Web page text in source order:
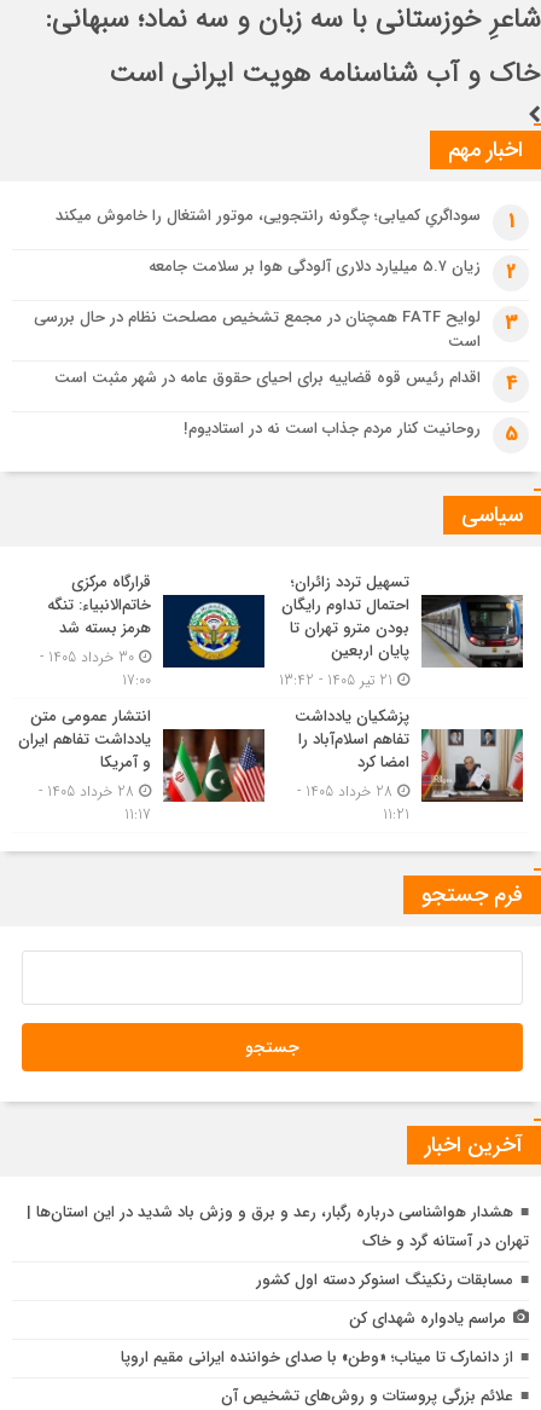
3 هفته قبل
شاعرِ خوزستانی با سه زبان و سه نماد؛ سبهانی: خاک و آب شناسنامه هویت
ایرانی است
اباصالح المهدی (عج)
اخبار مهم
1 سوداگریِ کمیابی؛ چگونه رانتجویی، موتور اشتغال را خاموش میکند
2 زیان ۵.۷ میلیارد دلاری آلودگی هوا بر سلامت جامعه
3
لوایح FATF همچنان در مجمع تشخیص مصلحت نظام در حال بررسی
است
4 اقدام رئیس قوه قضاییه برای احیای حقوق عامه در شهر مثبت است
5 روحانیت کنار مردم جذاب است نه در استادیوم!
سیاسی
تسهیل تردد زائران؛
احتمال تداوم رایگان
بودن مترو تهران تا
پایان اربعین
قرارگاه مرکزی
خاتم‌الانبیاء: تنگه
هرمز بسته شد
30 خرداد 1405 -
17:00
پزشکیان یادداشت
تفاهم اسلام‌آباد را
امضا کرد
28 خرداد 1405 -
11:21
انتشار عمومی متن
یادداشت تفاهم ایران
و آمریکا
28 خرداد 1405 -
11:17
فرم جستجو
آخرین اخبار
هشدار هواشناسی درباره رگبار، رعد و برق و وزش باد شدید در این استان‌ها |
تهران در آستانه گرد و خاک
مسابقات رنکینگ اسنوکر دسته اول کشور
مراسم یادواره شهدای کن
از دانمارک تا میناب؛ «وطن» با صدای خواننده ایرانی مقیم اروپا
علائم بزرگی پروستات و روش‌های تشخیص آن